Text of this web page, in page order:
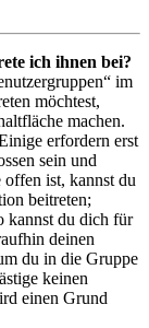
ich ihnen bei?
im
möchtest,
machen.
erfordern erst
sein und
ist, kannst du
beitreten;
kannst du dich für
deinen
du in die Gruppe
keinen
einen Grund